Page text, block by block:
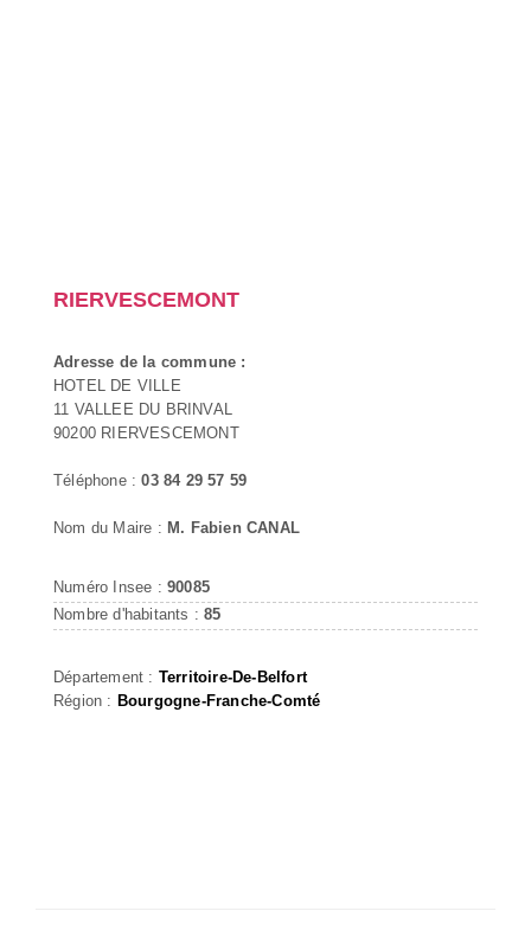
RIERVESCEMONT
Adresse de la commune :
HOTEL DE VILLE
11 VALLEE DU BRINVAL
90200 RIERVESCEMONT
Téléphone :03 84 29 57 59
Nom du Maire : M. Fabien CANAL
Numéro Insee : 90085
Nombre d'habitants :85
Département : Territoire-De-Belfort
Région : Bourgogne-Franche-Comté